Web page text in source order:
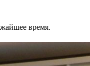
время.